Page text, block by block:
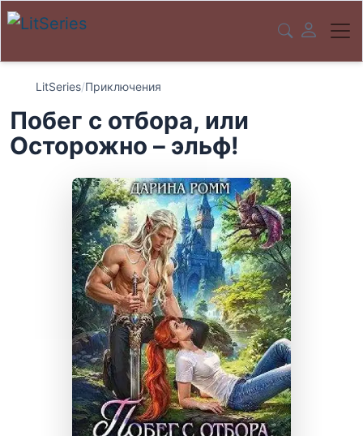
LitSeries/Приключения
Побег с отбора, или
Осторожно – эльф!